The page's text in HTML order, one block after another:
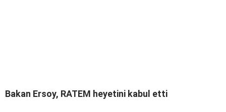
Bakan Ersoy, RATEM heyetini kabul etti